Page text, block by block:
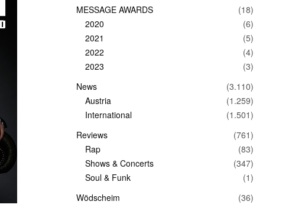
MESSAGE AWARDS
(18)
2020
(6)
2021
(5)
2022
(4)
2023
(3)
News
(3.110)
Austria
(1.259)
International
(1.501)
Reviews
(761)
Rap
(83)
Shows & Concerts
(347)
Soul & Funk
(1)
Wödscheim
(36)